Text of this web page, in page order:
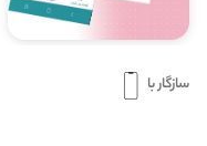
سازگار با